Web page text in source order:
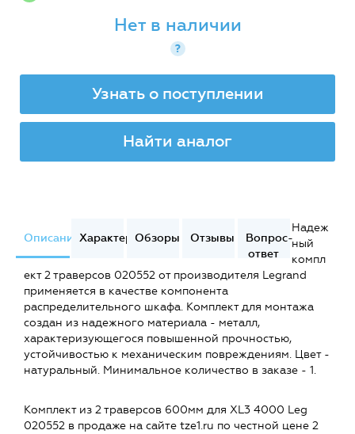
Нет в наличии
?
Узнать о поступлении
Найти аналог
ОписаниеХарактеристики
Обзоры Отзывы
Вопрос-
ответ
Надеж
ный
компл
ект 2 траверсов 020552 от производителя Legrand
применяется в качестве компонента
распределительного шкафа. Комплект для монтажа
создан из надежного материала - металл,
характеризующегося повышенной прочностью,
устойчивостью к механическим повреждениям. Цвет -
натуральный. Минимальное количество в заказе - 1.
Комплект из 2 траверсов 600мм для XL3 4000 Leg
020552 в продаже на сайте tze1.ru по честной цене 2